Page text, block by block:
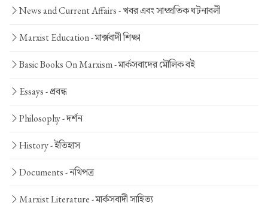
News and Current Affairs -খবর এবং সাম্প্রতিক ঘটনাবলী
Marxist Education -মার্ক্সবাদী শিক্ষা
Basic Books On Marxism -মার্কসবাদের মৌলিক বই
Essays -প্রবন্ধ
Philosophy -দর্শন
History -ইতিহাস
Documents -নথিপত্র
Marxist Literature -মার্কসবাদী সাহিত্য